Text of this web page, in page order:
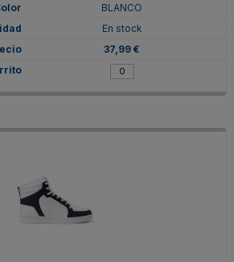
BLANCO
En stock
37,99 €